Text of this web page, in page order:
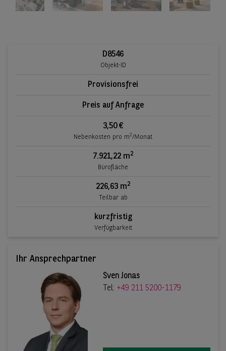
D8546
Objekt-ID
Provisionsfrei
Preis auf Anfrage
3,50 €
Nebenkosten pro m2/Monat
7.921,22 m2
Bürofläche
226,63 m2
Teilbar ab
kurzfristig
Verfügbarkeit
Ihr Ansprechpartner
Sven Jonas
Tel: +49 211 5200-1179